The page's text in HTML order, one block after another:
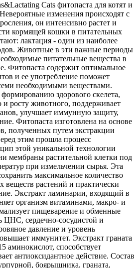
Cats фитопаста для котят и
изменения происходят с
он интенсивно растет и
кормящей кошки в питательных
лактация - один из наиболее
Животные в эти важные периоды
питательные вещества в
Фитопаста содержит оптимальное
и ее употребление поможет
необходимыми веществами.
формированию здорового скелета,
росту животного, поддерживает
улучшает иммунную защиту,
Фитопаста изготовлена на основе
полученных путем экстракции
этим прошла процесс
этой уникальной технологии
мембраны растительной клетки под
при измельчении сырья. Эта
максимальное количество
веществ растений и практически
Экстракт ламинарии, входящий в
организм витаминами, макро- и
пищеварение и обменные
ЦНС, сердечно-сосудистой и
давление и уровень
иммунитет. Экстракт граната
аминокислот, способствует
антиоксидантное действие. Состав
боярышника, граната,